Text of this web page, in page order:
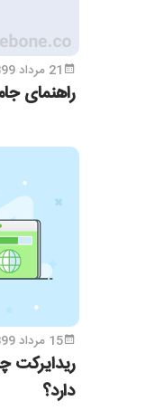
21 مرداد 1399
راهنمای
15 مرداد 1399
ریدایرکت
دارد؟